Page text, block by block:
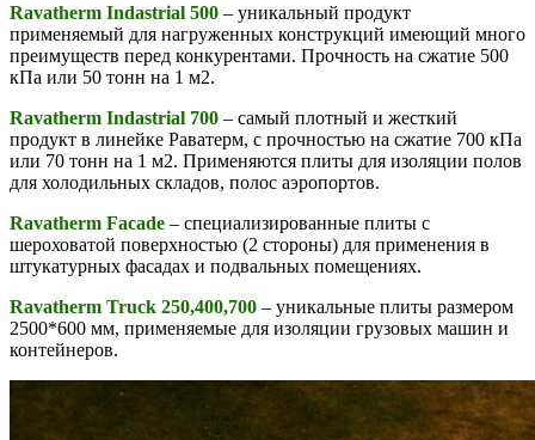
Ravatherm Indastrial 500 – уникальный продукт
применяемый для нагруженных конструкций имеющий много
преимуществ перед конкурентами. Прочность на сжатие 500
кПа или 50 тонн на 1 м2.
Ravatherm Indastrial 700 – самый плотный и жесткий
продукт в линейке Раватерм, с прочностью на сжатие 700 кПа
или 70 тонн на 1 м2. Применяются плиты для изоляции полов
для холодильных складов, полос аэропортов.
Ravatherm Facade – специализированные плиты с
шероховатой поверхностью (2 стороны) для применения в
штукатурных фасадах и подвальных помещениях.
Ravatherm Truck 250,400,700 – уникальные плиты размером
2500*600 мм, применяемые для изоляции грузовых машин и
контейнеров.